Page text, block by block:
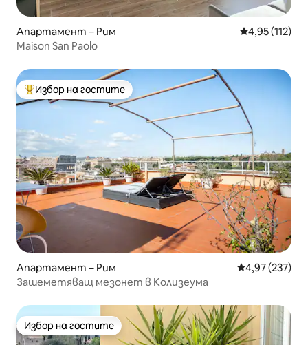
Апартамент – Рим Средна
4,95 (112)
Maison San Paolo
Най-популярен избор на гостите
Избор на гостите
Апартамент – Рим Средна
4,97 (237)
Зашеметяващ мезонет в Колизеума
Избор на гостите
Избор на гостите